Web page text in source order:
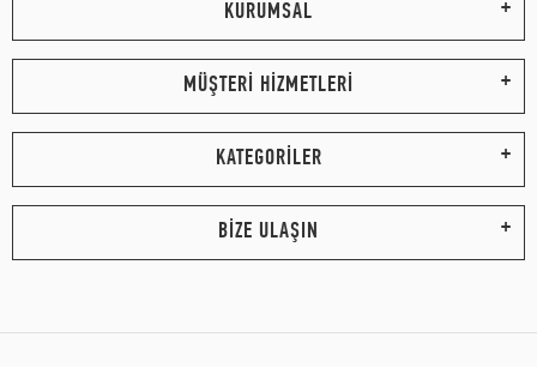
KURUMSAL
MÜŞTERİ HİZMETLERİ
KATEGORİLER
BİZE ULAŞIN